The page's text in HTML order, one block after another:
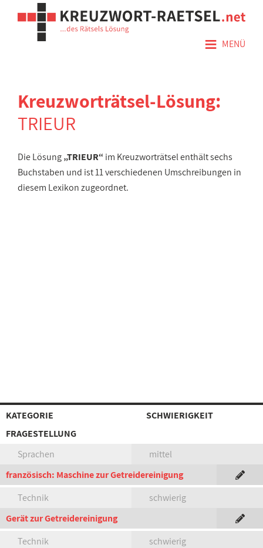
≡ MENÜ
Kreuzworträtsel-Lösung:
TRIEUR
Die Lösung„TRIEUR“ im Kreuzworträtsel enthält sechs
Buchstaben und ist 11 verschiedenen Umschreibungen in
diesem Lexikon zugeordnet.
KATEGORIE
SCHWIERIGKEIT
FRAGESTELLUNG
Sprachen
mittel
französisch: Maschine zur Getreidereinigung
Technik
schwierig
Gerät zur Getreidereinigung
Technik
schwierig